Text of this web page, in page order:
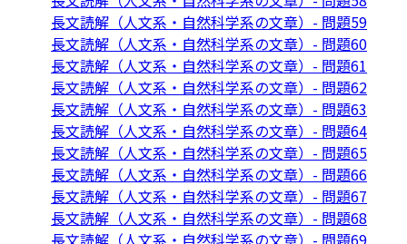
長文読解（人文系・自然科学系の文章）- 問題59
長文読解（人文系・自然科学系の文章）- 問題60
長文読解（人文系・自然科学系の文章）- 問題61
長文読解（人文系・自然科学系の文章）- 問題62
長文読解（人文系・自然科学系の文章）- 問題63
長文読解（人文系・自然科学系の文章）- 問題64
長文読解（人文系・自然科学系の文章）- 問題65
長文読解（人文系・自然科学系の文章）- 問題66
長文読解（人文系・自然科学系の文章）- 問題67
長文読解（人文系・自然科学系の文章）- 問題68